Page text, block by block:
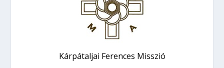
Kárpátaljai Ferences Misszió